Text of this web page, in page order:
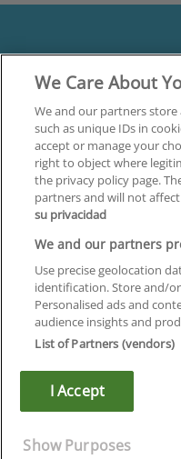
Infoempleo
We Care About
We and our partners
such as unique IDs in
accept or manage your
right to object where
the privacy policy page.
partners and will not
su privacidad
We and our partners
Use precise geolocation
identification. Store and/
Personalised ads and
audience insights and
List of Partners (vendors)
I Accept
Show Purposes